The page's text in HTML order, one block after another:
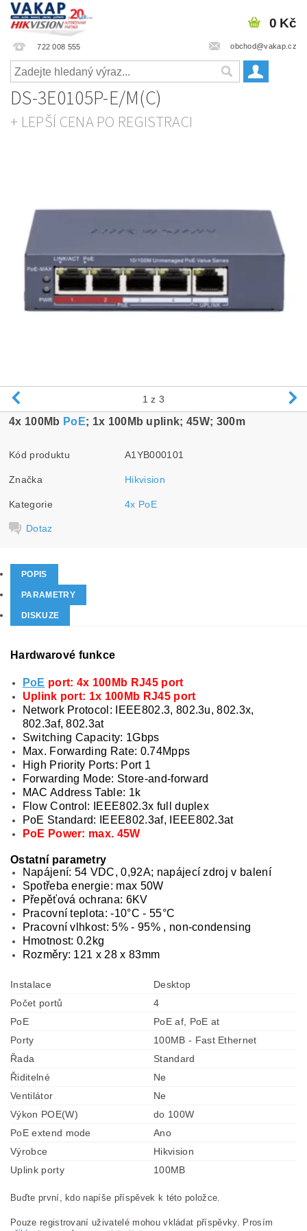
722 008 555 obchod@vakap.cz
0 Kč
DS-3E0105P-E/M(C)
+ LEPŠÍ CENA PO REGISTRACI
1 z 3
4x 100Mb PoE; 1x 100Mb uplink; 45W; 300m
Kód produktu A1YB000101
Značka Hikvision
Kategorie 4x PoE
Dotaz
POPIS
PARAMETRY
DISKUZE
Hardwarové funkce
PoE port: 4x 100Mb RJ45 port
Uplink port: 1x 100Mb RJ45 port
Network Protocol: IEEE802.3, 802.3u, 802.3x,
802.3af, 802.3at
Switching Capacity: 1Gbps
Max. Forwarding Rate: 0.74Mpps
High Priority Ports: Port 1
Forwarding Mode: Store-and-forward
MAC Address Table: 1k
Flow Control: IEEE802.3x full duplex
PoE Standard: IEEE802.3af, IEEE802.3at
PoE Power: max. 45W
Ostatní parametry
Napájení: 54 VDC, 0,92A; napájecí zdroj v balení
Spotřeba energie: max 50W
Přepěťová ochrana: 6KV
Pracovní teplota: -10°C - 55°C
Pracovní vlhkost: 5% - 95% , non-condensing
Hmotnost: 0.2kg
Rozměry: 121 x 28 x 83mm
Instalace
Desktop
Počet portů
4
PoE
PoE af, PoE at
Porty
100MB - Fast Ethernet
Řada
Standard
Řiditelné
Ne
Ventilátor
Ne
Výkon POE(W)
do 100W
PoE extend mode
Ano
Výrobce
Hikvision
Uplink porty
100MB
Buďte první, kdo napíše příspěvek k této položce.
Pouze registrovaní uživatelé mohou vkládat příspěvky. Prosím